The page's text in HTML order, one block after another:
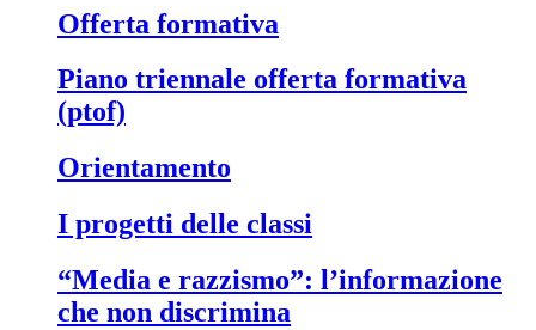
offerta formativa
piano triennale offerta formativa
(ptof)
orientamento
i progetti delle classi
“media e razzismo”: l’informazione
che non discrimina